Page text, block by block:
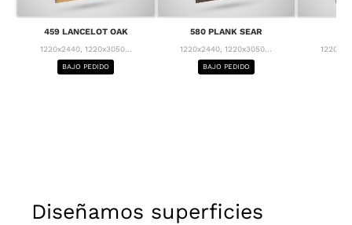
459 LANCELOT OAK
1220x2440, 1220x3050...
BAJO PEDIDO
580 PLANK SEAR
1220x2440, 1220x3050...
BAJO PEDIDO
Diseñamos superficies